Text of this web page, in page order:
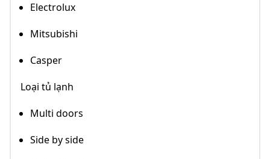
Electrolux
Mitsubishi
Casper
Loại tủ lạnh
Multi doors
Side by side